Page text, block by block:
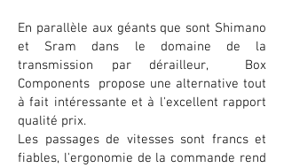
En parallèle aux géants que sont Shimano
et Sram dans le domaine de la
transmission par dérailleur, Box
Components propose une alternative tout
à fait intéressante et à l'excellent rapport
qualité prix.
Les passages de vitesses sont francs et
fiables, l'ergonomie de la commande rend